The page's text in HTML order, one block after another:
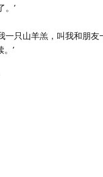
。’
只山羊羔，叫我和朋友
’